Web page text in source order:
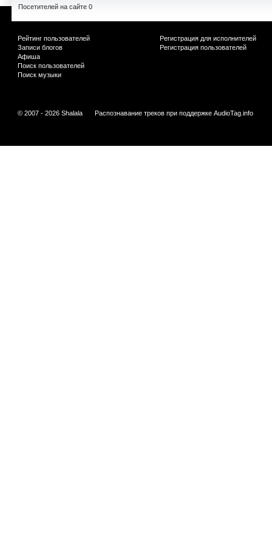
Посетителей на сайте 0
Рейтинг пользователей
Записи блогов
Афиша
Поиск пользователей
Поиск музыки
Регистрация для исполнителей
Регистрация пользователей
© 2007 - 2026 Shalala Распознавание треков при поддержке AudioTag.info